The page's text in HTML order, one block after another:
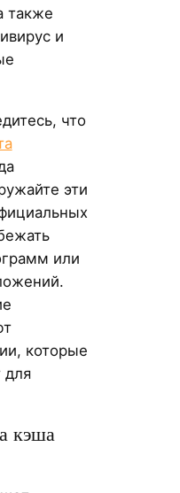
также
и
что
эти
или
которые
для
кэша